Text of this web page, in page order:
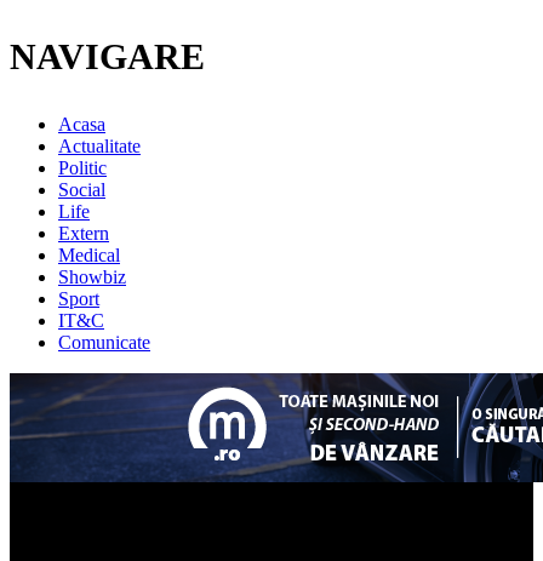
NAVIGARE
Acasa
Actualitate
Politic
Social
Life
Extern
Medical
Showbiz
Sport
IT&C
Comunicate